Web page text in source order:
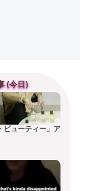
(今日)
ビューティー」ア